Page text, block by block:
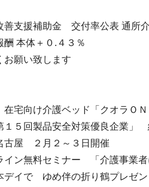
善支援補助金 交付率公表 通所
酬 本体＋０.４３％
お願い致します
宅向け介護ベッド「クオラＯＮ
５回製品安全対策優良企業」
古屋 ２月２～３日開催
イン無料セミナー 「介護事業者
デイで ゆめ伴の折り鶴プレゼン